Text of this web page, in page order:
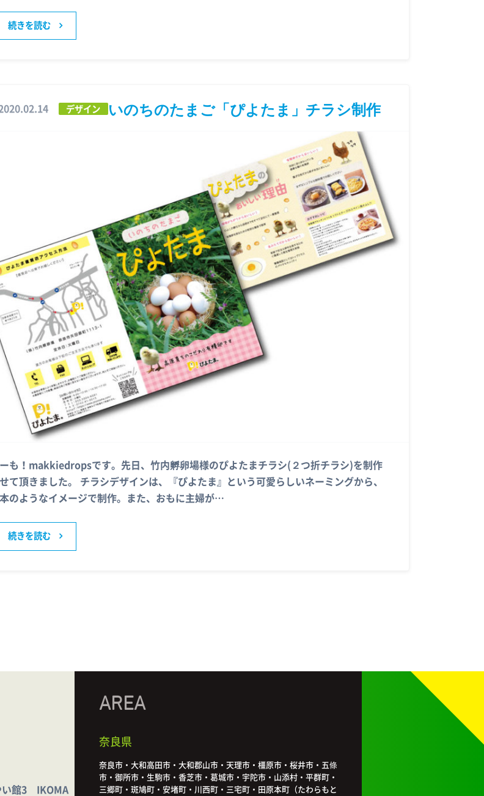
続きを読む
デザイン いのちのたまご「ぴよたま」チラシ制作
も！makkiedropsです。先日、竹内孵卵場様のぴよたまチラシ(２つ折チラシ)を制作
て頂きました。 チラシデザインは、『ぴよたま』という可愛らしいネーミングから、
のようなイメージで制作。また、おもに主婦が…
続きを読む
い館3 IKOMA
AREA
奈良県
奈良市・大和高田市・大和郡山市・天理市・橿原市・桜井市・五條
市・御所市・生駒市・香芝市・葛城市・宇陀市・山添村・平群町・
三郷町・斑鳩町・安堵町・川西町・三宅町・田原本町（たわらもと